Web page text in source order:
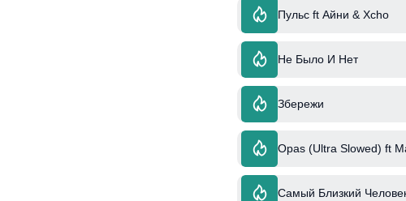
Пульс ft Айни & Xcho
Не Было И Нет
Збережи
Opas (Ultra Slowed) ft
Самый Близкий